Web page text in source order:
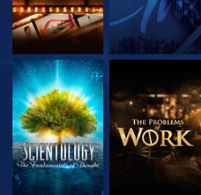
СМОТРЕТЬ
ПЕРЕДАЧИ
СМОТРЕТЬ
ПЕРЕДАЧИ